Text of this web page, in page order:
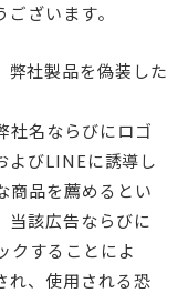
ざいます。
弊社製品を偽装した
社名ならびにロゴ
よびLINEに誘導し
商品を薦めるとい
当該広告ならびに
クすることによ
れ、使用される恐